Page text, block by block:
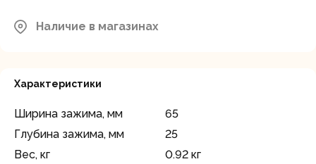
Наличие в магазинах
район, д.Грибки, ул. Промышленная
Характеристики
Ширина зажима, мм
65
Глубина зажима, мм
25
Вес, кг
0.92 кг